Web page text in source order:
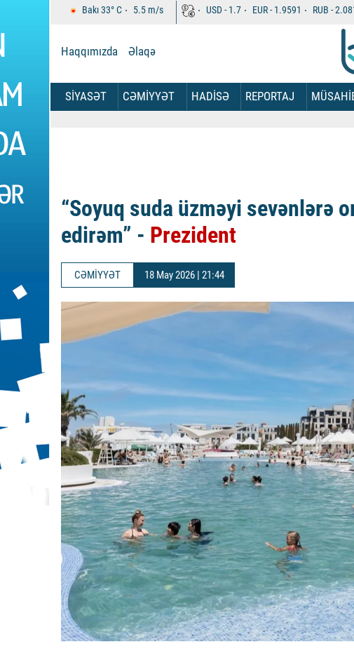
Bakı33°C 5.5m/s USD -1.7 EUR -1.9591 RUB -
Haqqımızda Əlaqə
SİYASƏT CƏMİYYƏT HADİSƏ REPORTAJ
“Soyuq suda üzməyi sevənlərə
edirəm” - Prezident
CƏMİYYƏT 18 May 2026 | 21:44